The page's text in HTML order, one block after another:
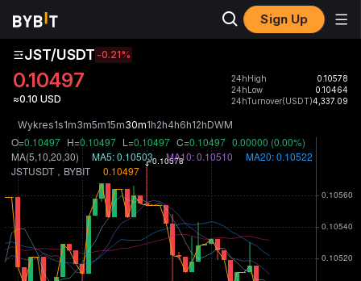
Sign Up
JST/USDT -0.21%
0.10497
≈0.10 USD
24hHigh
0.10578
24hLow
0.10464
24hTurnover(USDT)4,337.09
Wykres1s1m3m5m15m30m1h2h4h6h12hDWM